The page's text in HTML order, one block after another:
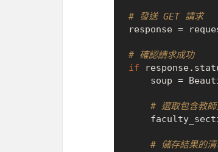
# 發送 GET 請求
response =
# 確認請求成功
if
soup =
# 選取包含教師
# 儲存結果的清